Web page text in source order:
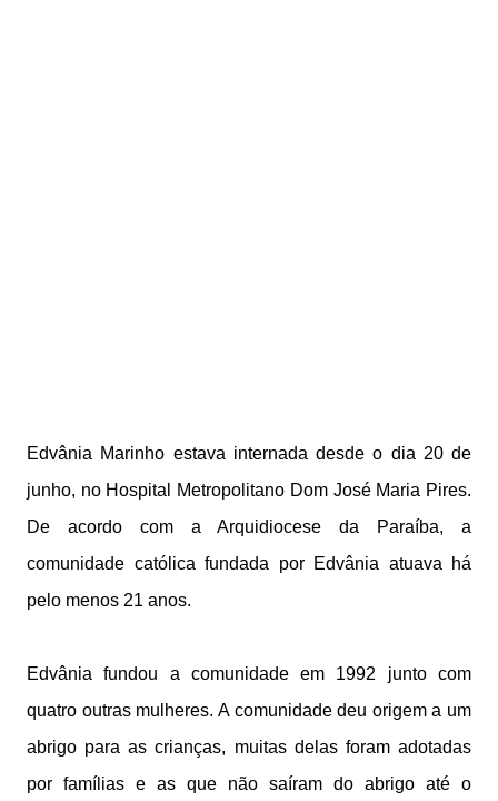
Edvânia Marinho estava internada desde o dia 20 de
junho, no Hospital Metropolitano Dom José Maria Pires.
De acordo com a Arquidiocese da Paraíba, a
comunidade católica fundada por Edvânia atuava há
pelo menos 21 anos.
Edvânia fundou a comunidade em 1992 junto com
quatro outras mulheres. A comunidade deu origem a um
abrigo para as crianças, muitas delas foram adotadas
por famílias e as que não saíram do abrigo até o